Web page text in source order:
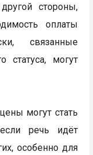
стороны,
оплаты
связанные
статуса, могут
могут стать
речь идёт
особенно для